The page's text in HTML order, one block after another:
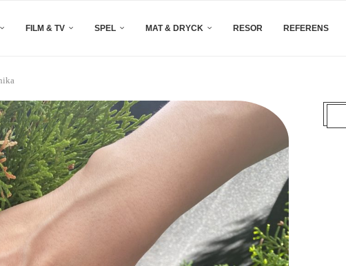
FILM & TV SPEL MAT & DRYCK RESOR REFERENS